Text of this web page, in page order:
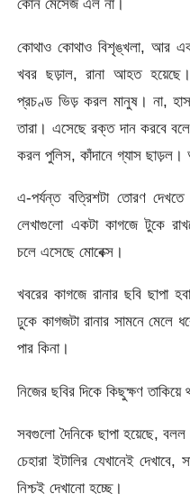
কোন মেসেজ এল না।
কোথাও কোথাও বিশৃঙ্খলা, আর
খবর ছড়াল, রানা আহত
প্রচণ্ড ভিড় করল মানুষ। না,
তারা। এসেছে রক্ত দান করবে
করল পুলিস, কাঁদানে গ্যাস
এ-পর্যন্ত বত্রিশটা তোরণ
লেখাগুলো একটা কাগজে টুকে
চলে এসেছে মোবেক্স।
খবরের কাগজে রানার ছবি ছাপা
ঢুকে কাগজটা রানার সামনে মেলে
পার কিনা।
নিজের ছবির দিকে কিছুক্ষণ
সবগুলো দৈনিকে ছাপা হয়েছে,
চেহারা ইটালির যেখানেই
নিশ্চই দেখানো হচ্ছে।